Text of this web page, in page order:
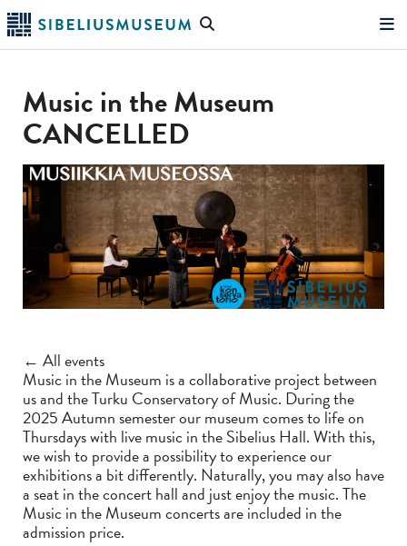
Skip
to
main
Search
Music in the Museum
CANCELLED
← All events
Music in the Museum is a collaborative project between
us and the Turku Conservatory of Music. During the
2025 Autumn semester our museum comes to life on
Thursdays with live music in the Sibelius Hall. With this,
we wish to provide a possibility to experience our
exhibitions a bit differently. Naturally, you may also have
a seat in the concert hall and just enjoy the music. The
Music in the Museum concerts are included in the
admission price.